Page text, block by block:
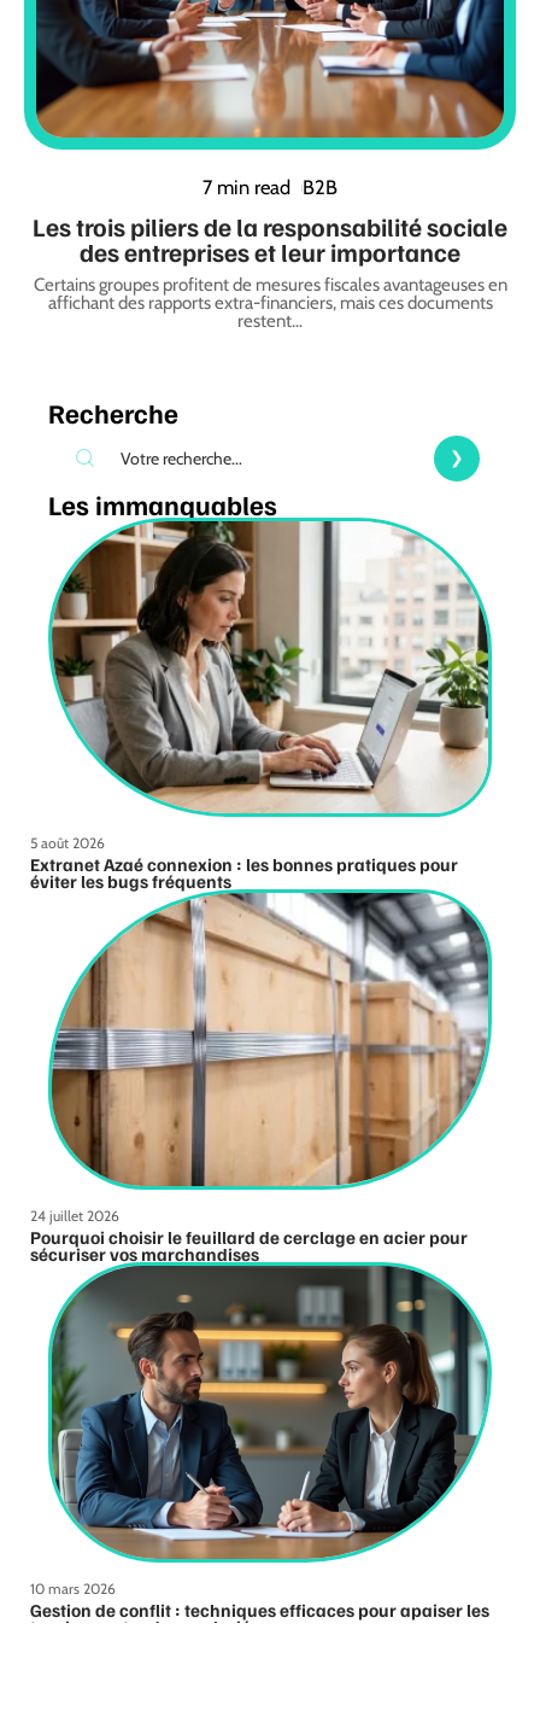
7 min read B2B
Les trois piliers de la responsabilité sociale
des entreprises et leur importance
Certains groupes profitent de mesures fiscales avantageuses en
affichant des rapports extra-financiers, mais ces documents
restent…
Recherche
Les immanquables
5 août 2026
Extranet Azaé connexion : les bonnes pratiques pour
éviter les bugs fréquents
24 juillet 2026
Pourquoi choisir le feuillard de cerclage en acier pour
sécuriser vos marchandises
10 mars 2026
Gestion de conflit : techniques efficaces pour apaiser les
tensions entre deux salariés